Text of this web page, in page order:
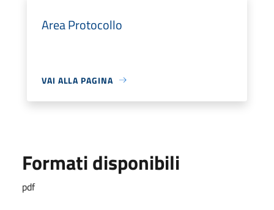
Area Protocollo
VAI ALLA PAGINA
Formati disponibili
pdf